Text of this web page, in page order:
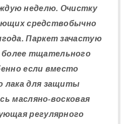
неделю. Очистку
средствобычно
Паркет зачастую
более тщательного
если вместо
лака для защиты
масляно-восковая
регулярного